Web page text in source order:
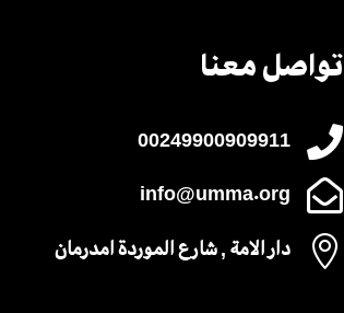
تواصل معنا

00249900909911

info@umma.org
 دار الامة , شارع الموردة امدرمان